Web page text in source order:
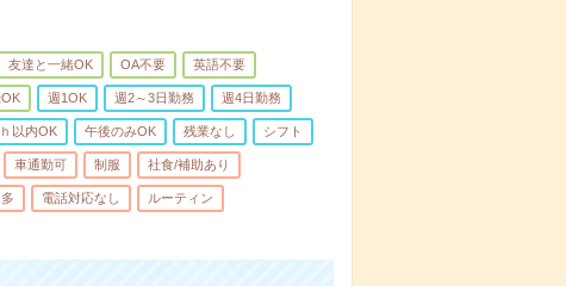
友達と一緒OK OA不要 英語不要
週1OK 週2～3日勤務 週4日勤務
以内OK 午後のみOK 残業なし シフト
車通勤可 制服 社食/補助あり
電話対応なし ルーティン